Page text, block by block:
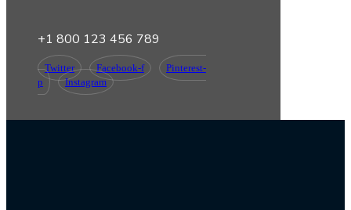
+1 800 123 456 789
Twitter Facebook-f
Pinterest-
p
Instagram